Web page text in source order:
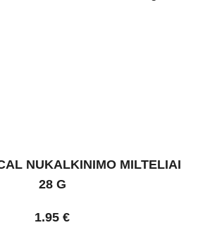
NUKALKINIMO MILTELIAI
28 G
1.95 €